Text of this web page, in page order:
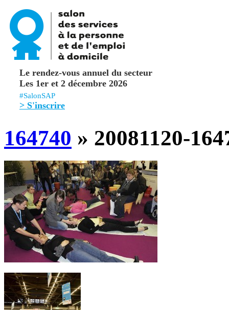
Le rendez-vous annuel du secteur
Les 1er et 2 décembre 2026
#SalonSAP
> S'inscrire
164740 » 20081120-